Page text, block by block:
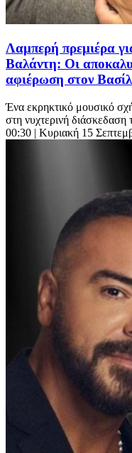
Λαμπερή πρεμιέρα
Βαλάντη: Οι
αφιέρωση στον
Ένα εκρηκτικό μουσικό
στη νυχτερινή
00:30 | Κυριακή 15